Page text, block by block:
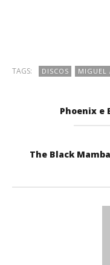
TAGS: DISCOS MIGUEL
Phoenix e
The Black